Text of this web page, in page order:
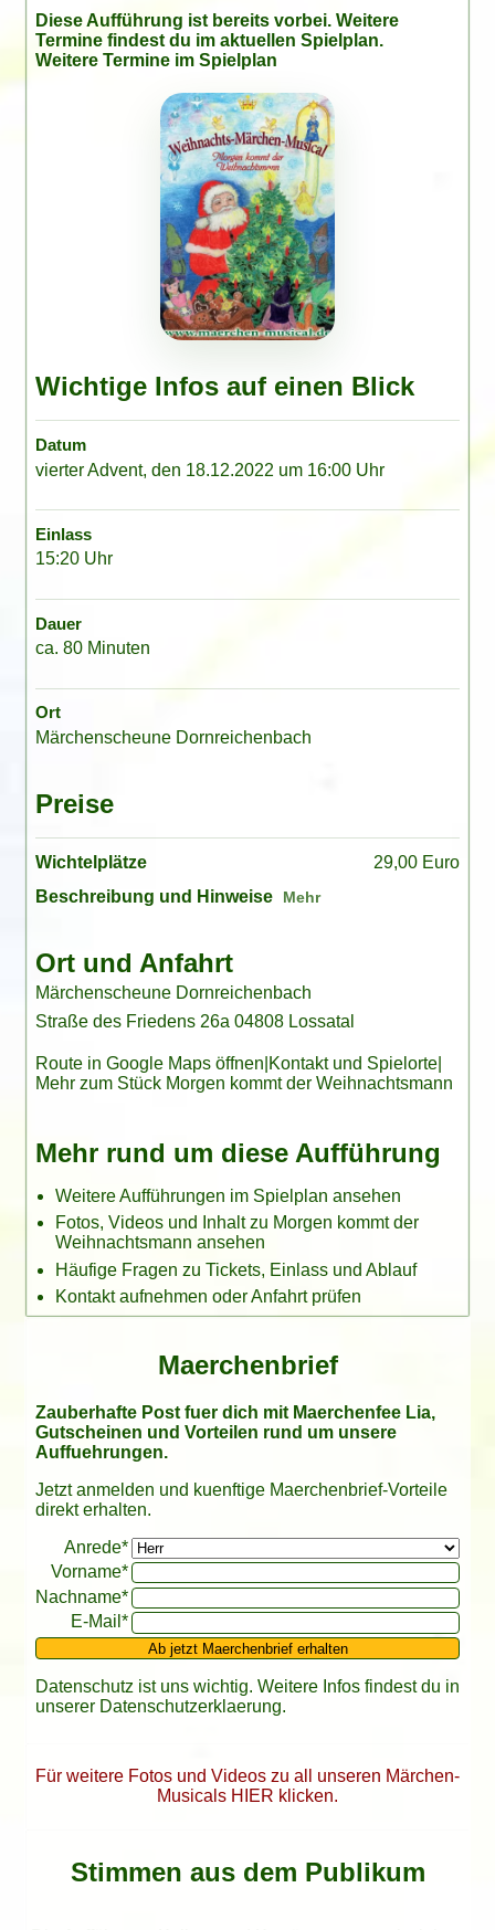
Diese Aufführung ist bereits vorbei. Weitere
Termine findest du im aktuellen Spielplan.
Weitere Termine im Spielplan
Wichtige Infos auf einen Blick
Datum
vierter Advent, den 18.12.2022 um 16:00 Uhr
Einlass
15:20 Uhr
Dauer
ca. 80 Minuten
Ort
Märchenscheune Dornreichenbach
Preise
Wichtelplätze
29,00 Euro
Beschreibung und Hinweise
Ort und Anfahrt
Märchenscheune Dornreichenbach
Straße des Friedens 26a 04808 Lossatal
Route in Google Maps öffnen Kontakt und Spielorte|
Mehr zum Stück Morgen kommt der Weihnachtsmann
Mehr rund um diese Aufführung
Weitere Aufführungen im Spielplan ansehen
Fotos, Videos und Inhalt zu Morgen kommt der
Weihnachtsmann ansehen
Häufige Fragen zu Tickets, Einlass und Ablauf
Kontakt aufnehmen oder Anfahrt prüfen
Maerchenbrief
Zauberhafte Post fuer dich mit Maerchenfee Lia,
Gutscheinen und Vorteilen rund um unsere
Auffuehrungen.
Jetzt anmelden und kuenftige Maerchenbrief-Vorteile
direkt erhalten.
Anrede*
Vorname*
Nachname*
E-Mail*
Bitte leer lassen
Ab jetzt Maerchenbrief erhalten
Datenschutz ist uns wichtig. Weitere Infos findest du in
unserer Datenschutzerklaerung.
Für weitere Fotos und Videos zu all unseren Märchen-
Musicals HIER klicken.
Stimmen aus dem Publikum